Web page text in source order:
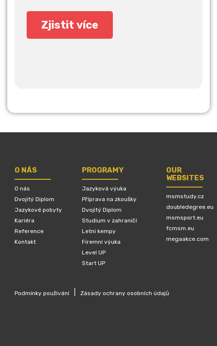
O NÁS
O nás
Dvojitý Diplom
Jazykové pobyty
Kariéra
Reference
Kontakt
PROGRAMY
Jazyková výuka
Příprava na zkoušky
Dvojitý Diplom
Studium v zahraničí
Letni kempy
Firemní výuka
Level UP
Start UP
OUR
WEBSITES
msmstudy.cz
doubledegree.eu
msmsport.eu
fcmsm.eu
megaakce.com
Podmínky používání Zásady ochrany osobních údajů